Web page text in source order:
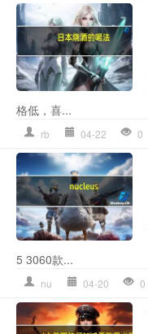
格低，喜...
rb 04-22 0
5 3060款...
nu 04-20 0